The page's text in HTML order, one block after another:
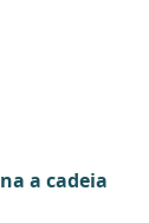
a cadeia